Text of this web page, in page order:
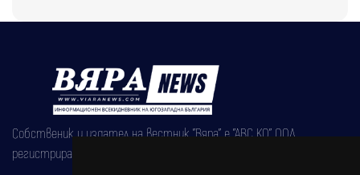
Собственик и издател на вестник "Вяра" е "АВС КО" ООД,
регистрирана на 08.05.2002 година.